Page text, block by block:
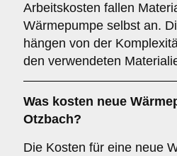
Arbeitskosten fallen
Wärmepumpe selbst an.
hängen von der
den verwendeten
Was kosten neue
Otzbach?
Die Kosten für eine neue